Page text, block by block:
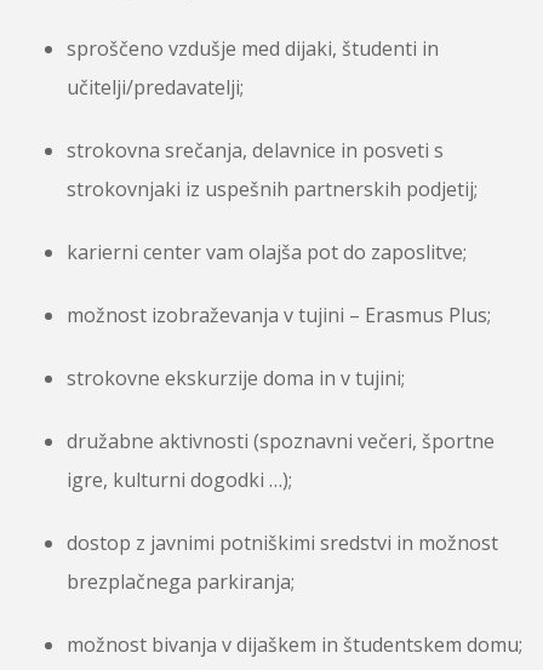
sproščeno vzdušje med dijaki, študenti in
učitelji/predavatelji;
strokovna srečanja, delavnice in posveti s
strokovnjaki iz uspešnih partnerskih podjetij;
karierni center vam olajša pot do zaposlitve;
možnost izobraževanja v tujini – Erasmus Plus;
strokovne ekskurzije doma in v tujini;
družabne aktivnosti (spoznavni večeri, športne
igre, kulturni dogodki …);
dostop z javnimi potniškimi sredstvi in možnost
brezplačnega parkiranja;
možnost bivanja v dijaškem in študentskem domu;